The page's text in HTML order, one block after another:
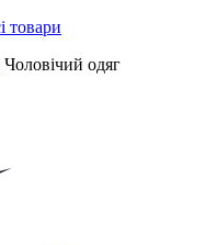
Чоловічий одяг